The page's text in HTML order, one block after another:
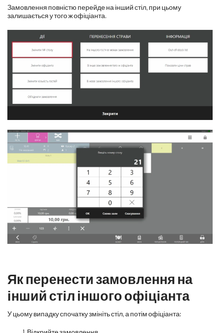
Замовлення повністю перейде на інший стіл, при цьому
залишається у того ж офіціанта.
Як перенести замовлення на
інший стіл іншого офіціанта
У цьому випадку спочатку змініть стіл, а потім офіціанта: